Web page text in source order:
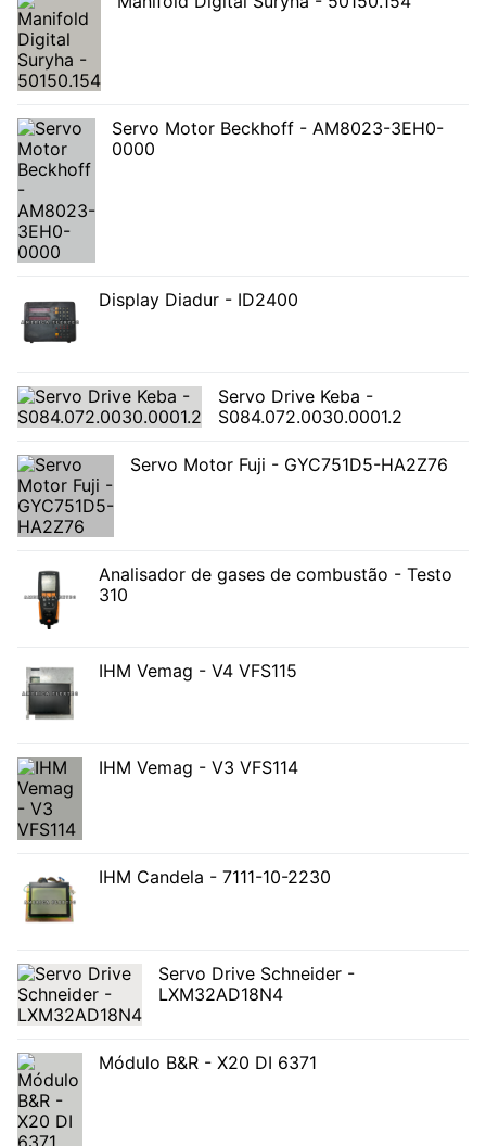
Servo Motor Beckhoff - AM8023-3EH0-
0000
Display Diadur - ID2400
Servo Drive Keba -
S084.072.0030.0001.2
Servo Motor Fuji - GYC751D5-HA2Z76
Analisador de gases de combustão - Testo
310
IHM Vemag - V4 VFS115
IHM Vemag - V3 VFS114
IHM Candela - 7111-10-2230
Servo Drive Schneider -
LXM32AD18N4
Módulo B&R - X20 DI 6371